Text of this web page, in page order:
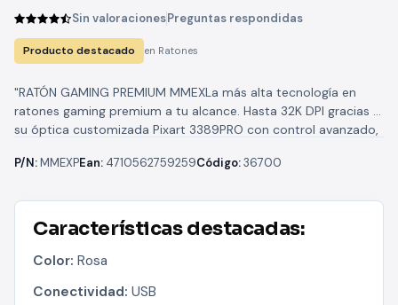
Sin valoracionesPreguntas respondidas
Producto destacado en Ratones
"RATÓN GAMING PREMIUM MMEXLa más alta tecnología en
ratones gaming premium a tu alcance. Hasta 32K DPI gracias a
su óptica customizada Pixart 3389PRO con control avanzado,
P/N:MMEXPEan: 4710562759259Código:36700
Características destacadas:
Color: Rosa
Conectividad: USB